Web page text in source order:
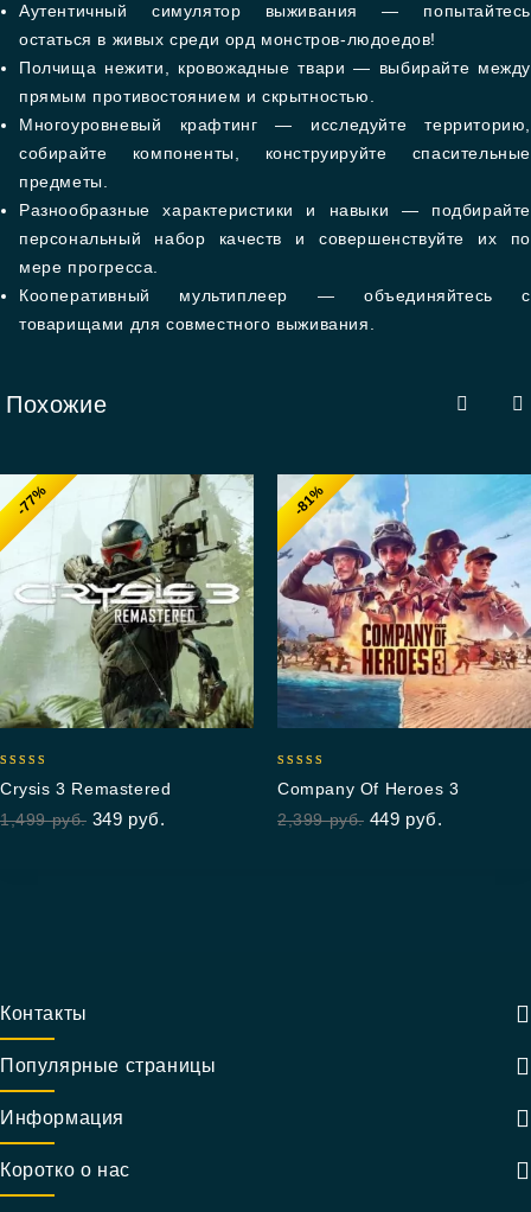
Аутентичный симулятор выживания — попытайтесь
остаться в живых среди орд монстров-людоедов!
Полчища нежити, кровожадные твари — выбирайте между
прямым противостоянием и скрытностью.
Многоуровневый крафтинг — исследуйте территорию,
собирайте компоненты, конструируйте спасительные
предметы.
Разнообразные характеристики и навыки — подбирайте
персональный набор качеств и совершенствуйте их по
мере прогресса.
Кооперативный мультиплеер — объединяйтесь с
товарищами для совместного выживания.
Похожие
-77%
out of 5
Crysis 3 Remastered
1,499руб. 349 руб.
-81%
out of 5
Company Of Heroes 3
2,399руб. 449 руб.
Контакты
Популярные страницы
Информация
Коротко о нас